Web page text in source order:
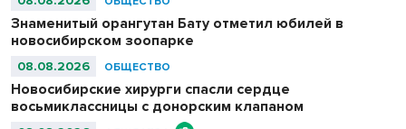
Знаменитый орангутан Бату отметил юбилей в
новосибирском зоопарке
08.08.2026 ОБЩЕСТВО
Новосибирские хирурги спасли сердце
восьмиклассницы с донорским клапаном